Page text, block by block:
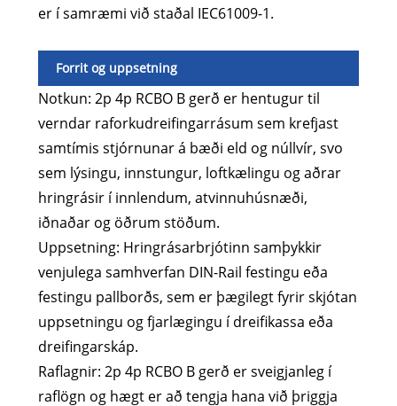
er í samræmi við staðal IEC61009-1.
Forrit og uppsetning
Notkun: 2p 4p RCBO B gerð er hentugur til
verndar raforkudreifingarrásum sem krefjast
samtímis stjórnunar á bæði eld og núllvír, svo
sem lýsingu, innstungur, loftkælingu og aðrar
hringrásir í innlendum, atvinnuhúsnæði,
iðnaðar og öðrum stöðum.
Uppsetning: Hringrásarbrjótinn samþykkir
venjulega samhverfan DIN-Rail festingu eða
festingu pallborðs, sem er þægilegt fyrir skjótan
uppsetningu og fjarlægingu í dreifikassa eða
dreifingarskáp.
Raflagnir: 2p 4p RCBO B gerð er sveigjanleg í
raflögn og hægt er að tengja hana við þriggja